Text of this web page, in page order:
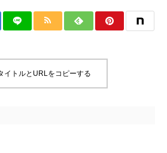
イトルとURLをコピーする